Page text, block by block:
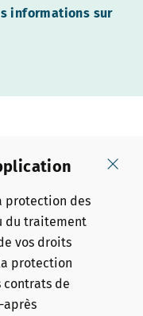
informations sur
protection des
du traitement
vos droits
protection
contrats de
après